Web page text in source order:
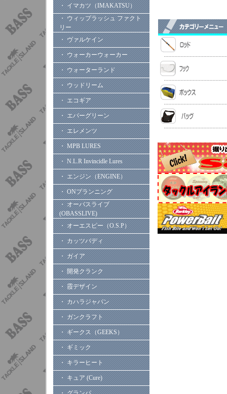
・ イマカツ（IMAKATSU）
・ ウィップラッシュ ファクト
リー
・ ヴァルケイン
・ ウォーカーウォーカー
・ ウォーターランド
・ ウッドリーム
・ エコギア
・ エバーグリーン
・ エレメンツ
・ MPB LURES
・ N.L.R Invincidle Lures
・ エンジン（ENGINE）
・ ONプランニング
・ オーバスライブ
(OBASSLIVE)
・ オーエスピー（O.S.P）
・ カッツバディ
・ ガイア
・ 開発クランク
・ 霞デザイン
・ カハラジャパン
・ ガンクラフト
・ ギークス（GEEKS）
・ ギミック
・ キラーヒート
・ キュア (Cure)